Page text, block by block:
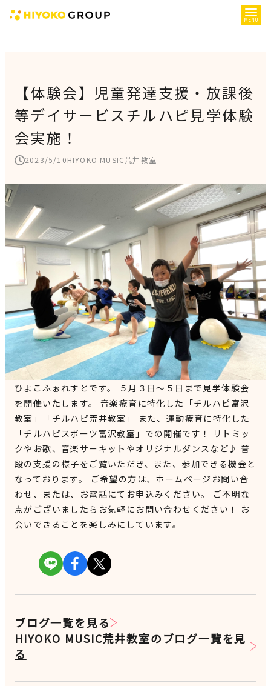
提供サービス
子育て支援
障がい者支援
施設一覧
採用情報
施設空き状況はこちら
見学申込・お問合せ
【体験会】児童発達支援・放課後
等デイサービスチルハピ見学体験
会実施！
2023/5/10HIYOKO MUSIC荒井教室
ひよこふぉれすとです。 ５月３日～５日まで見学体験会
を開催いたします。 音楽療育に特化した「チルハピ富沢
教室」「チルハピ荒井教室」 また、運動療育に特化した
「チルハピスポーツ富沢教室」での開催です！ リトミッ
クやお歌、音楽サーキットやオリジナルダンスなど♪ 普
段の支援の様子をご覧いただき、また、参加できる機会と
なっております。 ご希望の方は、ホームページお問い合
わせ、または、お電話にてお申込みください。 ご不明な
点がございましたらお気軽にお問い合わせください！ お
会いできることを楽しみにしています。
ブログ一覧を見る
HIYOKO MUSIC荒井教室のブログ一覧を見
る